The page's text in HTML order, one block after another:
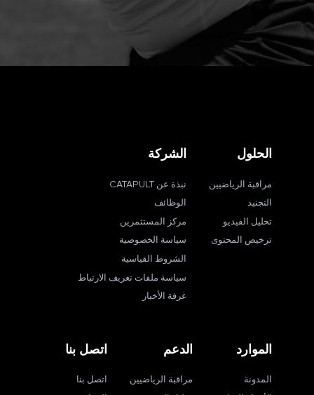
الحلول
مراقبة الرياضيين
التجنيد
تحليل الفيديو
ترخيص المحتوى
الشركة
نبذة عن CATAPULT
الوظائف
مركز المستثمرين
سياسة الخصوصية
الشروط القياسية
سياسة ملفات تعريف الارتباط
غرفة الأخبار
الموارد
المدونة
الدعم
مراقبة الرياضيين
اتصل بنا
اتصل بنا